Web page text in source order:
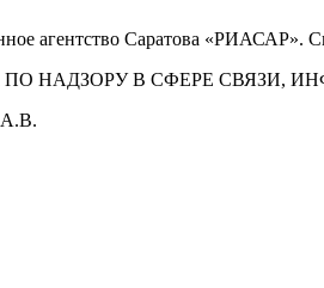
агентство Саратова
ПО НАДЗОРУ В СФЕРЕ
А.В.